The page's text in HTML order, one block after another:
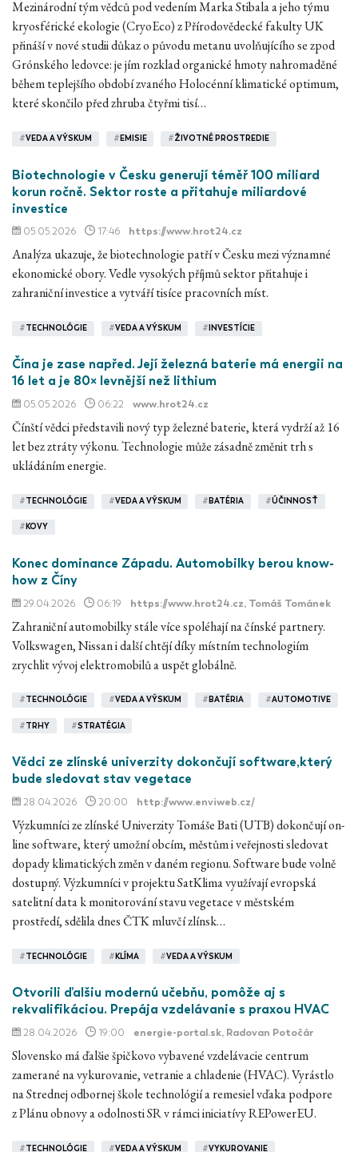
Mezinárodní tým vědců pod vedením Marka Stibala a jeho týmu
kryosférické ekologie (CryoEco) z Přírodovědecké fakulty UK
přináší v nové studii důkaz o původu metanu uvolňujícího se zpod
Grónského ledovce: je jím rozklad organické hmoty nahromaděné
během teplejšího období zvaného Holocénní klimatické optimum,
které skončilo před zhruba čtyřmi tisí…
#VEDA A VÝSKUM # EMISIE #ŽIVOTNÉ PROSTREDIE
Biotechnologie v Česku generují téměř 100 miliard
korun ročně. Sektor roste a přitahuje miliardové
investice
05.05.2026 17:46 https://www.hrot24.cz
Analýza ukazuje, že biotechnologie patří v Česku mezi významné
ekonomické obory. Vedle vysokých příjmů sektor přitahuje i
zahraniční investice a vytváří tisíce pracovních míst.
#TECHNOLÓGIE #VEDA A VÝSKUM # INVESTÍCIE
Čína je zase napřed. Její železná baterie má energii na
16 let a je 80× levnější než lithium
05.05.2026 06:22 www.hrot24.cz
Čínští vědci představili nový typ železné baterie, která vydrží až 16
let bez ztráty výkonu. Technologie může zásadně změnit trh s
ukládáním energie.
#TECHNOLÓGIE #VEDA A VÝSKUM # BATÉRIA #ÚČINNOSŤ
#KOVY
Konec dominance Západu. Automobilky berou know-
how z Číny
29.04.2026 06:19 https://www.hrot24.cz, Tomáš Tománek
Zahraniční automobilky stále více spoléhají na čínské partnery.
Volkswagen, Nissan i další chtějí díky místním technologiím
zrychlit vývoj elektromobilů a uspět globálně.
#TECHNOLÓGIE #VEDA A VÝSKUM # BATÉRIA #AUTOMOTIVE
#TRHY #STRATÉGIA
Vědci ze zlínské univerzity dokončují software,který
bude sledovat stav vegetace
28.04.2026 20:00 http://www.enviweb.cz/
Výzkumníci ze zlínské Univerzity Tomáše Bati (UTB) dokončují on-
line software, který umožní obcím, městům i veřejnosti sledovat
dopady klimatických změn v daném regionu. Software bude volně
dostupný. Výzkumníci v projektu SatKlima využívají evropská
satelitní data k monitorování stavu vegetace v městském
prostředí, sdělila dnes ČTK mluvčí zlínsk…
#TECHNOLÓGIE # KLÍMA #VEDA A VÝSKUM
Otvorili ďalšiu modernú učebňu, pomôže aj s
rekvalifikáciou. Prepája vzdelávanie s praxou HVAC
28.04.2026 19:00 energie-portal.sk, Radovan Potočár
Slovensko má ďalšie špičkovo vybavené vzdelávacie centrum
zamerané na vykurovanie, vetranie a chladenie (HVAC). Vyrástlo
na Strednej odbornej škole technológií a remesiel vďaka podpore
z Plánu obnovy a odolnosti SR v rámci iniciatívy REPowerEU.
#TECHNOLÓGIE #VEDA A VÝSKUM #VYKUROVANIE